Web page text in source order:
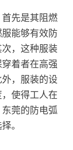
先是其阻燃
能够有效防
，这种服装
着者在高强
，服装的设
使得工人在
莞的防电弧
。